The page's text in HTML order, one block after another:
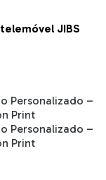
JIBS